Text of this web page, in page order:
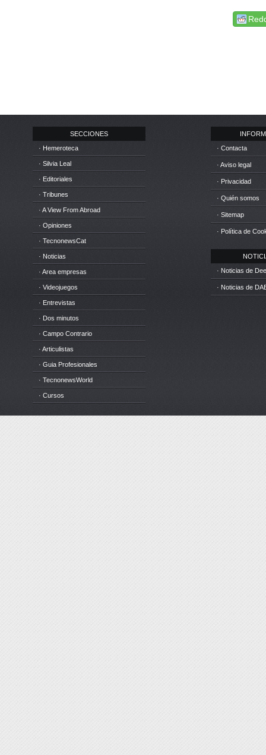
SECCIONES
· Hemeroteca
· Silvia Leal
· Editoriales
· Tribunes
· A View From Abroad
· Opiniones
· TecnonewsCat
· Noticias
· Area empresas
· Videojuegos
· Entrevistas
· Dos minutos
· Campo Contrario
· Articulistas
· Guia Profesionales
· TecnonewsWorld
· Cursos
· Contacta
· Aviso legal
· Privacidad
· Quién somos
· Sitemap
· Política de
· Noticias de
· Noticias de